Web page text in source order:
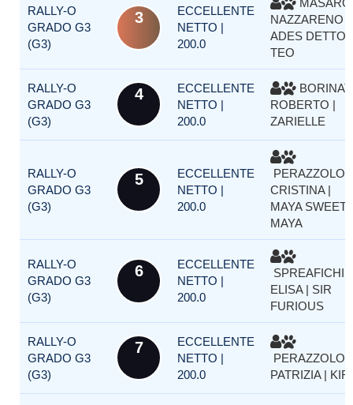
RALLY-O
GRADO G3
(G3)
3
ECCELLENTE
NETTO |
200.0
MASARO
NAZZARENO |
ADES DETTO
TEO
RALLY-O
GRADO G3
(G3)
4
ECCELLENTE
NETTO |
200.0
ROBERTO |
ZARIELLE
RALLY-O
GRADO G3
(G3)
5
ECCELLENTE
NETTO |
200.0
PERAZZOLO
CRISTINA |
MAYA SWEET
MAYA
RALLY-O
GRADO G3
(G3)
6
ECCELLENTE
NETTO |
200.0
SPREAFICHI
ELISA | SIR
FURIOUS
RALLY-O
GRADO G3
(G3)
7
ECCELLENTE
NETTO |
200.0
PERAZZOLO
PATRIZIA |